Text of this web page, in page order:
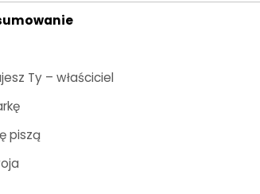
Ty – właściciel
piszą